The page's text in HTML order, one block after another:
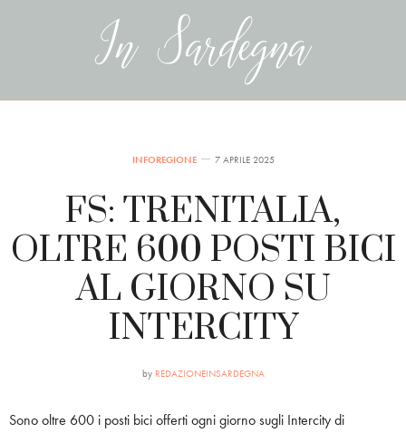
INFOREGIONE 7 APRILE 2025
FS: TRENITALIA,
OLTRE 600 POSTI BICI
AL GIORNO SU
INTERCITY
by REDAZIONEINSARDEGNA
Sono oltre 600 i posti bici offerti ogni giorno sugli Intercity di